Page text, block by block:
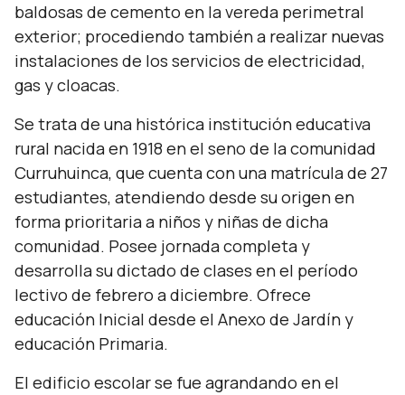
baldosas de cemento en la vereda perimetral
exterior; procediendo también a realizar nuevas
instalaciones de los servicios de electricidad,
gas y cloacas.
Se trata de una histórica institución educativa
rural nacida en 1918 en el seno de la comunidad
Curruhuinca, que cuenta con una matrícula de 27
estudiantes, atendiendo desde su origen en
forma prioritaria a niños y niñas de dicha
comunidad. Posee jornada completa y
desarrolla su dictado de clases en el período
lectivo de febrero a diciembre. Ofrece
educación Inicial desde el Anexo de Jardín y
educación Primaria.
El edificio escolar se fue agrandando en el